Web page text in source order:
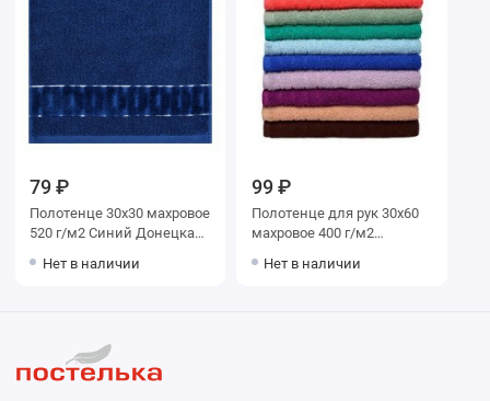
79 ₽
Полотенце 30х30 махровое
520 г/м2 Синий Донецкая
Нет в наличии
99 ₽
Полотенце для рук 30х60
махровое 400 г/м2
мануфактура
Нет в наличии